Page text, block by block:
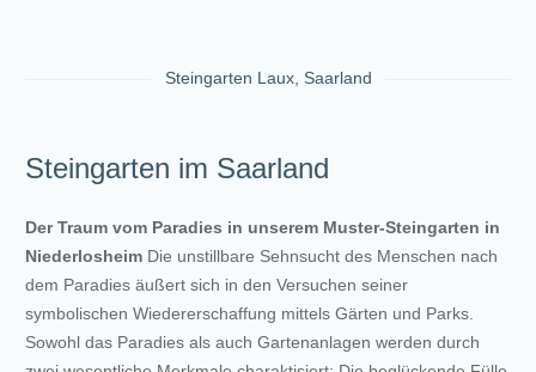
Steingarten Laux, Saarland
Steingarten im Saarland
Der Traum vom Paradies in unserem Muster-Steingarten in
NiederlosheimDie unstillbare Sehnsucht des Menschen nach
dem Paradies äußert sich in den Versuchen seiner
symbolischen Wiedererschaffung mittels Gärten und Parks.
Sowohl das Paradies als auch Gartenanlagen werden durch